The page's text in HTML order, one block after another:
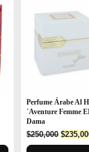
Perfume Árabe Al
´Aventure Femme
Dama
$250,000
price
$